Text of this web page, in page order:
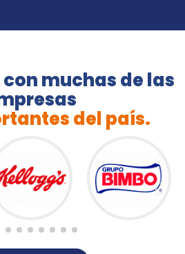
muchas de las
del país.